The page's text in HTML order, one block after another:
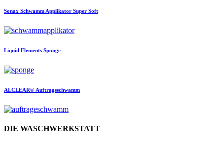
Sonax Schwamm Applikator Super Soft
Liquid Elements Sponge
ALCLEAR® Auftragsschwamm
DIE WASCHWERKSTATT